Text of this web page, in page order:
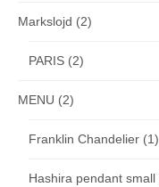
Markslojd (2)
PARIS (2)
MENU (2)
Franklin Chandelier (1)
Hashira pendant small